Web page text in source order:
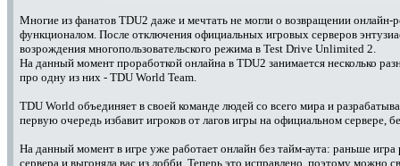
Многие из фанатов TDU2 даже и мечтать не могли о возвращении
функционалом. После отключения официальных игровых серверов
возрождения многопользовательского режима в Test Drive Unlimited 2.
На данный момент проработкой онлайна в TDU2 занимается несколько
про одну из них - TDU World Team.
TDU World объединяет в своей команде людей со всего мира и
первую очередь избавит игроков от лагов игры на официальном сервере,
На данный момент в игре уже работает онлайн без тайм-аута: раньше игра
сервера и выгоняла вас из лобби. Теперь это исправлено, поэтому можно